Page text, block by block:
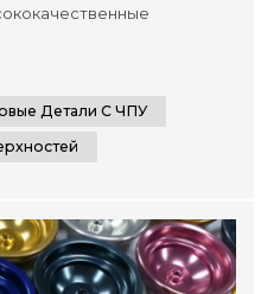
клиентов в самых
автомобилестроение,
оборудования,
Детали С ЧПУ